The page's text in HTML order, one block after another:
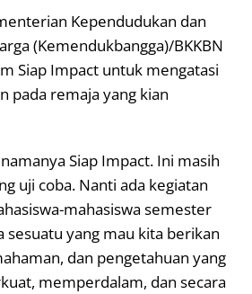
Kependudukan dan
(Kemendukbangga)/BKKBN
Siap Impact untuk mengatasi
pada remaja yang kian
Siap Impact. Ini masih
uji coba. Nanti ada kegiatan
mahasiswa semester
sesuatu yang mau kita berikan
dan pengetahuan yang
memperdalam, dan secara